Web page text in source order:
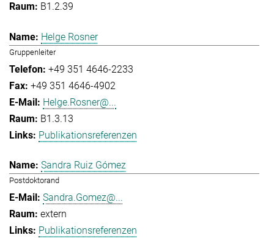
B1.2.39
Helge Rosner
Gruppenleiter
+49 351 4646-2233
+49 351 4646-4902
Helge.Rosner@...
B1.3.13
Publikationsreferenzen
Sandra Ruiz Gómez
Postdoktorand
Sandra.Gomez@...
extern
Publikationsreferenzen